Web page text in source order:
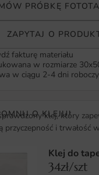
PRÓBKĘ
ZAPYTAJ O
fakturę materiału
w rozmiarze
w ciągu 2-4 dni
O KLEJU!
klej, który
przyczepność i trwałość
Klej do
34zł/szt